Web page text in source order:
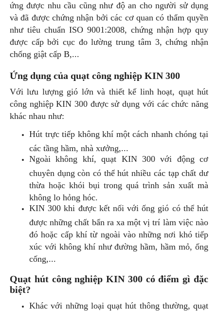
ứng được nhu cầu cũng như độ an cho người sử dụng
và đã được chứng nhận bởi các cơ quan có thẩm quyền
như tiêu chuẩn ISO 9001:2008, chứng nhận hợp quy
được cấp bởi cục đo lường trung tâm 3, chứng nhận
chống giật cấp B,...
Ứng dụng của quạt công nghiệp KIN 300
Với lưu lượng gió lớn và thiết kế linh hoạt, quạt hút
công nghiệp KIN 300 được sử dụng với các chức năng
khác nhau như:
Hút trực tiếp không khí một cách nhanh chóng tại
các tầng hầm, nhà xưởng,...
Ngoài không khí, quạt KIN 300 với động cơ
chuyên dụng còn có thể hút nhiều các tạp chất dư
thừa hoặc khói bụi trong quá trình sản xuất mà
không lo hỏng hóc.
KIN 300 khi được kết nối với ống gió có thể hút
được những chất bẩn ra xa một vị trí làm việc nào
đó hoặc cấp khí từ ngoài vào những nơi khó tiếp
xúc với không khí như đường hầm, hầm mỏ, ống
cống,...
Quạt hút công nghiệp KIN 300 có điểm gì đặc
biệt?
Khác với những loại quạt hút thông thường, quạt